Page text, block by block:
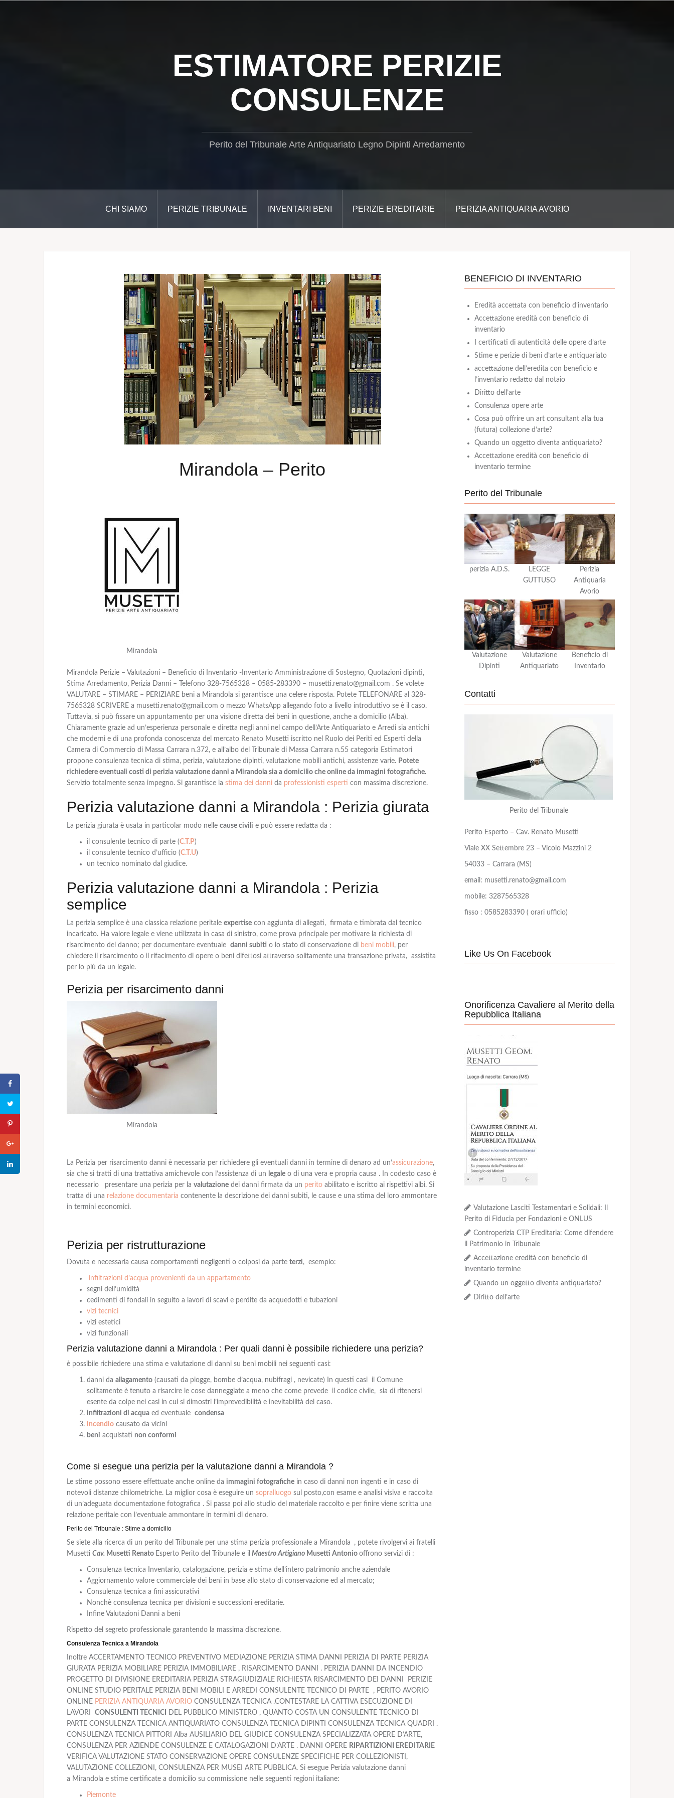
ESTIMATORE PERIZIE
CONSULENZE
Perito del Tribunale Arte Antiquariato Legno Dipinti Arredamento
CHI SIAMO PERIZIE TRIBUNALE INVENTARI BENI PERIZIE EREDITARIE PERIZIA ANTIQUARIA AVORIO
Mirandola – Perito
Mirandola
Mirandola Perizie – Valutazioni – Beneficio di Inventario -Inventario Amministrazione di Sostegno, Quotazioni dipinti,
Stima Arredamento, Perizia Danni – Telefono 328-7565328 – 0585-283390 – musetti.renato@gmail.com . Se volete
VALUTARE – STIMARE – PERIZIARE beni a Mirandola si garantisce una celere risposta. Potete TELEFONARE al 328-
7565328 SCRIVERE a musetti.renato@gmail.com o mezzo WhatsApp allegando foto a livello introduttivo se è il caso.
Tuttavia, si può fissare un appuntamento per una visione diretta dei beni in questione, anche a domicilio (Alba).
Chiaramente grazie ad un’esperienza personale e diretta negli anni nel campo dell’Arte Antiquariato e Arredi sia antichi
che moderni e di una profonda conoscenza del mercato Renato Musetti iscritto nel Ruolo dei Periti ed Esperti della
Camera di Commercio di Massa Carrara n.372, e all’albo del Tribunale di Massa Carrara n.55 categoria Estimatori
propone consulenza tecnica di stima, perizia, valutazione dipinti, valutazione mobili antichi, assistenze varie. Potete
richiedere eventuali costi di perizia valutazione danni a Mirandola sia a domicilio che online da immagini fotografiche.
Servizio totalmente senza impegno. Si garantisce la stima dei danni da professionisti esperti con massima discrezione.
Perizia valutazione danni a Mirandola : Perizia giurata
La perizia giurata è usata in particolar modo nelle cause civili e può essere redatta da :
il consulente tecnico di parte (C.T.P)
il consulente tecnico d’ufficio (C.T.U)
un tecnico nominato dal giudice.
Perizia valutazione danni a Mirandola : Perizia
semplice
La perizia semplice è una classica relazione peritale expertise con aggiunta di allegati, firmata e timbrata dal tecnico
incaricato. Ha valore legale e viene utilizzata in casa di sinistro, come prova principale per motivare la richiesta di
risarcimento del danno; per documentare eventuale danni subiti o lo stato di conservazione di beni mobili, per
chiedere il risarcimento o il rifacimento di opere o beni difettosi attraverso solitamente una transazione privata, assistita
per lo più da un legale.
Perizia per risarcimento danni
Mirandola
La Perizia per risarcimento danni è necessaria per richiedere gli eventuali danni in termine di denaro ad un’assicurazione,
sia che si tratti di una trattativa amichevole con l’assistenza di un legale o di una vera e propria causa . In codesto caso è
necessario presentare una perizia per la valutazione dei danni firmata da un perito abilitato e iscritto ai rispettivi albi. Si
tratta di una relazione documentaria contenente la descrizione dei danni subiti, le cause e una stima del loro ammontare
in termini economici.
Perizia per ristrutturazione
Dovuta e necessaria causa comportamenti negligenti o colposi da parte terzi, esempio:
infiltrazioni d’acqua provenienti da un appartamento
segni dell’umidità
cedimenti di fondali in seguito a lavori di scavi e perdite da acquedotti e tubazioni
vizi tecnici
vizi estetici
vizi funzionali
Perizia valutazione danni a Mirandola : Per quali danni è possibile richiedere una perizia?
è possibile richiedere una stima e valutazione di danni su beni mobili nei seguenti casi:
danni da allagamento (causati da piogge, bombe d’acqua, nubifragi , nevicate) In questi casi il Comune
solitamente è tenuto a risarcire le cose danneggiate a meno che come prevede il codice civile, sia di ritenersi
esente da colpe nei casi in cui si dimostri l’imprevedibilità e inevitabilità del caso.
infiltrazioni di acqua ed eventuale condensa
incendio causato da vicini
beni acquistati non conformi
Come si esegue una perizia per la valutazione danni a Mirandola ?
Le stime possono essere effettuate anche online da immagini fotografiche in caso di danni non ingenti e in caso di
notevoli distanze chilometriche. La miglior cosa è eseguire un sopralluogo sul posto,con esame e analisi visiva e raccolta
di un’adeguata documentazione fotografica . Si passa poi allo studio del materiale raccolto e per finire viene scritta una
relazione peritale con l’eventuale ammontare in termini di denaro.
Perito del Tribunale : Stime a domicilio
Se siete alla ricerca di un perito del Tribunale per una stima perizia professionale a Mirandola
, potete rivolgervi ai fratelli
Musetti Cav. Musetti Renato Esperto Perito del Tribunale e il Maestro Artigiano Musetti Antonio offrono servizi di :
Consulenza tecnica Inventario, catalogazione, perizia e stima dell’intero patrimonio anche aziendale
Aggiornamento valore commerciale dei beni in base allo stato di conservazione ed al mercato;
Consulenza tecnica a fini assicurativi
Nonchè consulenza tecnica per divisioni e successioni ereditarie.
Infine Valutazioni Danni a beni
Rispetto del segreto professionale garantendo la massima discrezione.
Consulenza Tecnica a Mirandola
Inoltre ACCERTAMENTO TECNICO PREVENTIVO MEDIAZIONE PERIZIA STIMA DANNI PERIZIA DI PARTE PERIZIA
GIURATA PERIZIA MOBILIARE PERIZIA IMMOBILIARE , RISARCIMENTO DANNI . PERIZIA DANNI DA INCENDIO
PROGETTO DI DIVISIONE EREDITARIA PERIZIA STRAGIUDIZIALE RICHIESTA RISARCIMENTO DEI DANNI PERIZIE
ONLINE STUDIO PERITALE PERIZIA BENI MOBILI E ARREDI CONSULENTE TECNICO DI PARTE , PERITO AVORIO
ONLINE PERIZIA ANTIQUARIA AVORIO CONSULENZA TECNICA .CONTESTARE LA CATTIVA ESECUZIONE DI
LAVORI CONSULENTI TECNICI
DEL PUBBLICO MINISTERO , QUANTO COSTA UN CONSULENTE TECNICO DI
PARTE CONSULENZA TECNICA ANTIQUARIATO CONSULENZA TECNICA DIPINTI CONSULENZA TECNICA QUADRI .
CONSULENZA TECNICA PITTORI Alba AUSILIARIO DEL GIUDICE CONSULENZA SPECIALIZZATA OPERE D’ARTE,
CONSULENZA PER AZIENDE CONSULENZE E CATALOGAZIONI D’ARTE . DANNI OPERE RIPARTIZIONI EREDITARIE
VERIFICA VALUTAZIONE STATO CONSERVAZIONE OPERE CONSULENZE SPECIFICHE PER COLLEZIONISTI,
VALUTAZIONE COLLEZIONI, CONSULENZA PER MUSEI ARTE PUBBLICA. Si esegue Perizia valutazione danni
a Mirandola e stime certificate a domicilio su commissione nelle seguenti regioni italiane:
Piemonte
BENEFICIO DI INVENTARIO
Eredità accettata con beneficio d’inventario
Accettazione eredità con beneficio di
inventario
I certificati di autenticità delle opere d’arte
Stime e perizie di beni d’arte e antiquariato
accettazione dell’eredita con beneficio e
l’inventario redatto dal notaio
Diritto dell’arte
Consulenza opere arte
Cosa può offrire un art consultant alla tua
(futura) collezione d’arte?
Quando un oggetto diventa antiquariato?
Accettazione eredità con beneficio di
inventario termine
Perito del Tribunale
perizia A.D.S.
LEGGE
GUTTUSO
Perizia
Antiquaria
Avorio
Valutazione
Dipinti
Valutazione
Antiquariato
Beneficio di
Inventario
Contatti
Perito del Tribunale
Perito Esperto – Cav. Renato Musetti
Viale XX Settembre 23 – Vicolo Mazzini 2
54033 – Carrara (MS)
email: musetti.renato@gmail.com
mobile: 3287565328
fisso : 0585283390 ( orari ufficio)
Like Us On Facebook
Onorificenza Cavaliere al Merito della
Repubblica Italiana
Valutazione Lasciti Testamentari e Solidali: Il
Perito di Fiducia per Fondazioni e ONLUS
Controperizia CTP Ereditaria: Come difendere
il Patrimonio in Tribunale
Accettazione eredità con beneficio di
inventario termine
Quando un oggetto diventa antiquariato?
Diritto dell’arte